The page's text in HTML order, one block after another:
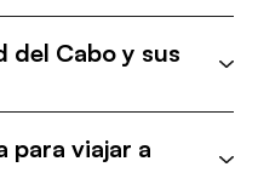
del Cabo y sus
para viajar a